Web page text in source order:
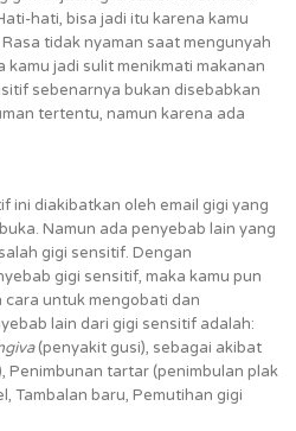
hati, bisa jadi itu karena kamu
tidak nyaman saat mengunyah
kamu jadi sulit menikmati makanan
sebenarnya bukan disebabkan
tertentu, namun karena ada
ini diakibatkan oleh email gigi yang
Namun ada penyebab lain yang
gigi sensitif. Dengan
gigi sensitif, maka kamu pun
cara untuk mengobati dan
lain dari gigi sensitif adalah:
(penyakit gusi), sebagai akibat
Penimbunan tartar (penimbulan plak
Tambalan baru, Pemutihan gigi